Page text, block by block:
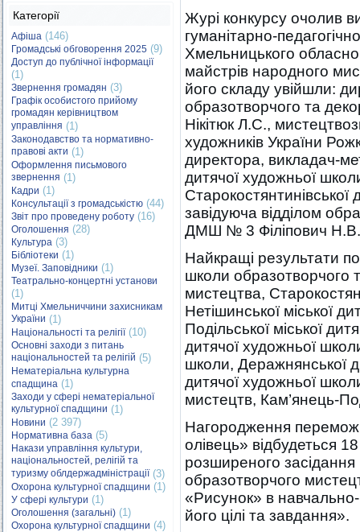
Категорії
Афіша (146)
Громадські обговорення 2025 (9)
Доступ до публічної інформації
(1)
Звернення громадян (3)
Графік особистого прийому
громадян керівництвом
управління (1)
Законодавство та нормативно-
правові акти (1)
Оформлення письмового
звернення (1)
Кадри (1)
Консультації з громадськістю (44)
Звіт про проведену роботу (16)
Оголошення (28)
Культура (3)
Бібліотеки (1)
Музеї. Заповідники (1)
Театрально-концертні установи
(1)
Митці Хмельниччини захисникам
України (1)
Національності та релігії(10)
Основні заходи з питань
національностей та релігій (5)
Нематеріальна культурна
спадщина (1)
Заходи у сфері нематеріальної
культурної спадщини (1)
Новини (2 397)
Нормативна база (5)
Накази управління культури,
національностей, релігій та
туризму облдержадміністрації(3)
Охорона культурної спадщини (1)
У сфері культури (1)
Оголошення (загальні) (1)
Охорона культурної спадщини (4)
Журі конкурсу очолив
гуманітарно-
Хмельницького
майстрів народного
його складу увійшли:
образотворчого та
Нікітюк Л.С.,
художників України
директора, викладач-
дитячої художньої
завідуюча відділом
ДМШ № 3 Філіпович Н.В.
Найкращі результати
школи образотворчого
мистецтва,
Нетішинської міської
Подільської міської
дитячої художньої
школи, Деражнянської
дитячої художньої
мистецтв, Кам’янець-
Нагородження
олівець» відбудеться
розширеного засідання
образотворчого
«Рисунок» в навчально-
його цілі та завдання».